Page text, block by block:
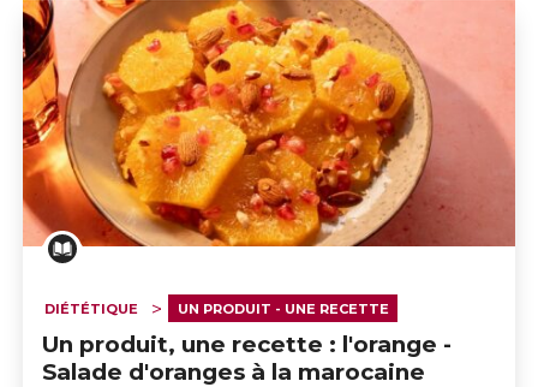
DIÉTÉTIQUE UN PRODUIT - UNE RECETTE
Un produit, une recette : l'orange -
Salade d'oranges à la marocaine